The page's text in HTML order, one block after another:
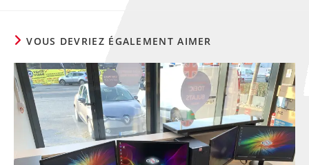
VOUS DEVRIEZ ÉGALEMENT AIMER